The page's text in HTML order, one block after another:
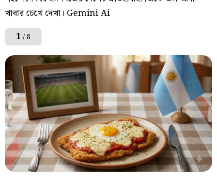
খাবার চেখে দেখা। Gemini Ai
1/ 8